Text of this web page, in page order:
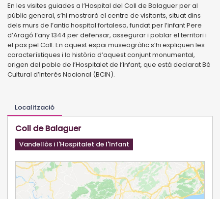
En les visites guiades a l’Hospital del Coll de Balaguer per al
públic general, s’hi mostrarà el centre de visitants, situat dins
dels murs de l’antic hospital fortalesa, fundat per l’infant Pere
d’Aragó l’any 1344 per defensar, assegurar i poblar el territori i
el pas pel Coll. En aquest espai museogràfic s’hi expliquen les
característiques i la història d’aquest conjunt monumental,
origen del poble de l’Hospitalet de l’Infant, que està declarat Bé
Cultural d’Interès Nacional (BCIN).
Localització
Coll de Balaguer
Vandellòs i l'Hospitalet de l'Infant